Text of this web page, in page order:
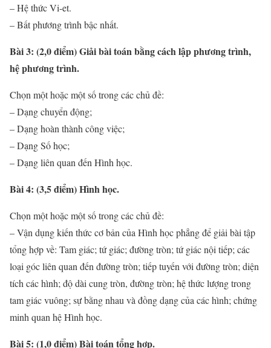
– Hệ thức Vi-et.
– Bất phương trình bậc nhất.
Bài 3: (2,0 điểm) Giải bài toán bằng cách lập phương trình,
hệ phương trình.
Chọn một hoặc một số trong các chủ đề:
– Dạng chuyển động;
– Dạng hoàn thành công việc;
– Dạng Số học;
– Dạng liên quan đến Hình học.
Bài 4: (3,5 điểm) Hình học.
Chọn một hoặc một số trong các chủ đề:
– Vận dụng kiến thức cơ bản của Hình học phẳng để giải bài tập
tổng hợp về: Tam giác; tứ giác; đường tròn; tứ giác nội tiếp; các
loại góc liên quan đến đường tròn; tiếp tuyến với đường tròn; diện
tích các hình; độ dài cung tròn, đường tròn; hệ thức lượng trong
tam giác vuông; sự bằng nhau và đồng dạng của các hình; chứng
minh quan hệ Hình học.
Bài 5: (1,0 điểm) Bài toán tổng hợp.